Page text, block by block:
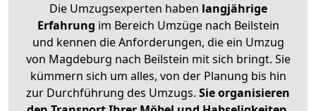
Die Umzugsexperten haben langjährige
Erfahrung im Bereich Umzüge nach Beilstein
und kennen die Anforderungen, die ein Umzug
von Magdeburg nach Beilstein mit sich bringt. Sie
kümmern sich um alles, von der Planung bis hin
zur Durchführung des Umzugs. Sie organisieren